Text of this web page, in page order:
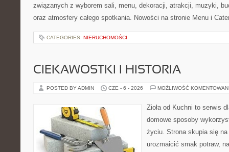
związanych z wyborem sali, menu, dekoracji, atrakcji, muzyki,
oraz atmosfery całego spotkania. Nowości na stronie Menu i
CATEGORIES: NIERUCHOMOŚCI
CIEKAWOSTKI I HISTORIA
POSTED BY ADMIN CZE - 6 - 2026 MOŻLIWOŚĆ
Zioła od Kuchni to serwis
domowe sposoby
życiu. Strona skupia się
urozmaicić smak potraw,